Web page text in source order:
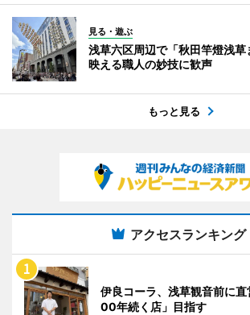
見る・遊ぶ
浅草六区周辺で「秋田竿燈浅草
映える職人の妙技に歓声
もっと見る
アクセスランキング
伊良コーラ、浅草観音前に
00年続く店」目指す